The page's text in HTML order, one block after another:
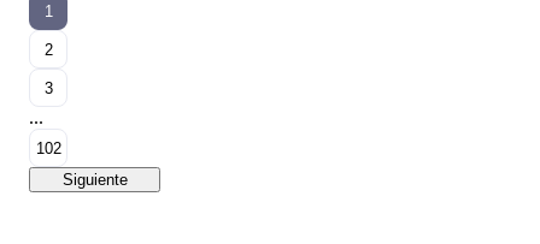
1
2
3
...
102
Siguiente